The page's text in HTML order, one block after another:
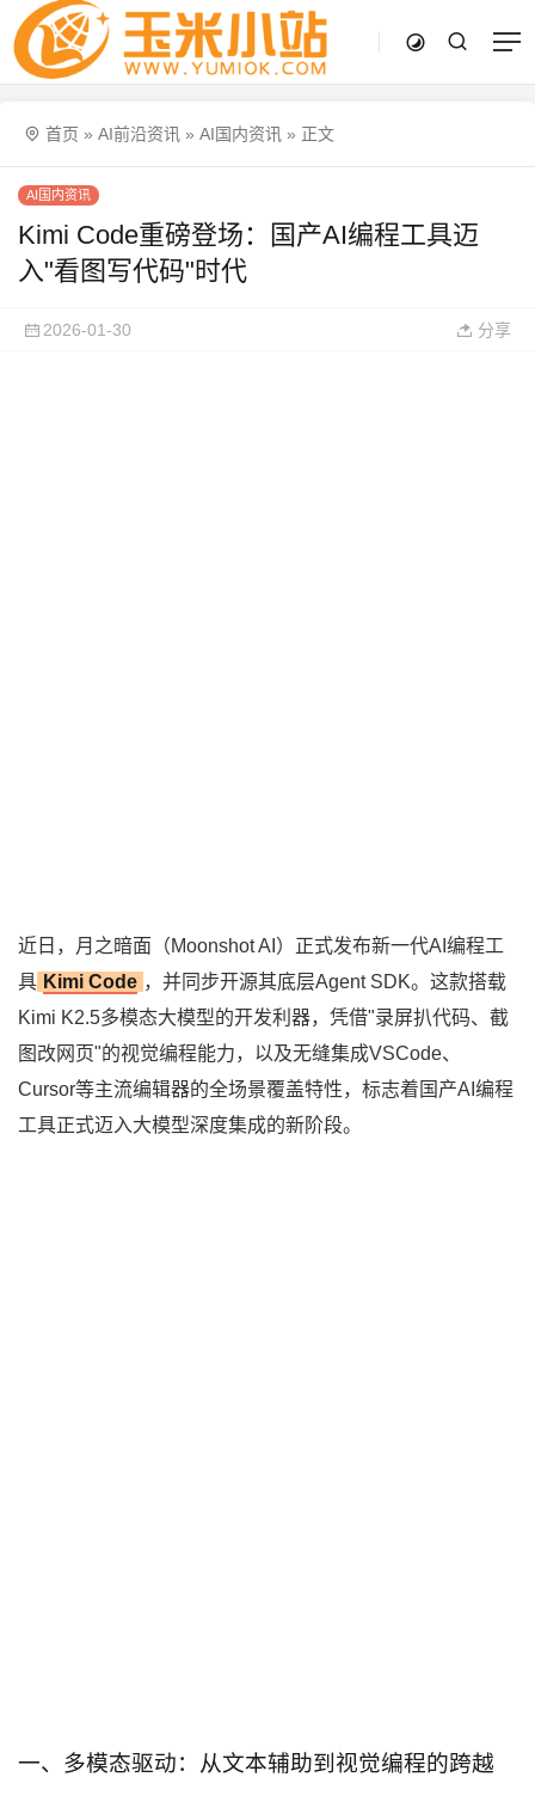
首页 » AI前沿资讯 » AI国内资讯 » 正文
AI国内资讯
Kimi Code重磅登场：国产AI编程工具迈
入"看图写代码"时代
2026-01-30 分享
近日，月之暗面（Moonshot AI）正式发布新一代AI编程工
具 Kimi Code ，并同步开源其底层Agent SDK。这款搭载
Kimi K2.5多模态大模型的开发利器，凭借"录屏扒代码、截
图改网页"的视觉编程能力，以及无缝集成VSCode、
Cursor等主流编辑器的全场景覆盖特性，标志着国产AI编程
工具正式迈入大模型深度集成的新阶段。
一、多模态驱动：从文本辅助到视觉编程的跨越